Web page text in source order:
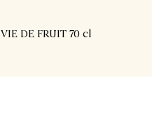
DE FRUIT 70 cl